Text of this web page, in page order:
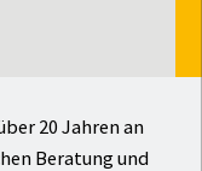
20 Jahren an
Beratung und